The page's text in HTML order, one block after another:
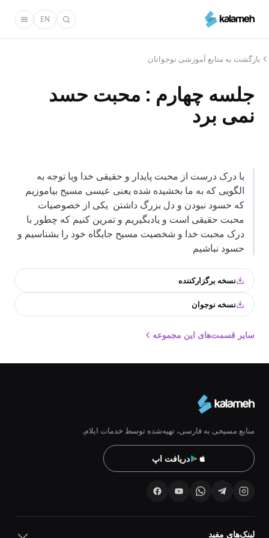
محتوای
EN
بازگشت به منابع آموزشی نوجوانان
جلسه چهارم : محبت حسد
نمی برد
با درک درست از محبت پایدار و حقیقی خدا وبا توجه به
الگویی که به ما بخشیده شده یعنی عیسی مسیح بیاموزیم
که حسود نبودن و دل بزرگ داشتن یکی از خصوصیات
محبت حقیقی است و یادبگیریم و تمرین کنیم که چطور با
درک محبت خدا و شخصیت مسیح جایگاه خود را بشناسیم و
حسود نباشیم
نسخه برگزارکننده
نسخه نوجوان
سایر قسمت‌های این مجموعه
منابع مسیحی به فارسی، تهیه‌شده توسط خدمات ایلام.
دریافت اپ
لینک‌های مفید